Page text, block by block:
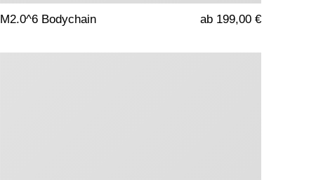
M2.0^6 Bodychain ab 199,00 €